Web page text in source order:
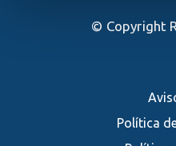
Política
© Copyright